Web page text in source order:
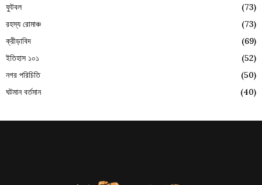
ফুটবল
(73)
রহস্য রোমাঞ্চ
(73)
ক্রীড়াবিদ
(69)
ইতিহাস ১০১
(52)
নগর পরিচিতি
(50)
ঘটমান বর্তমান
(40)